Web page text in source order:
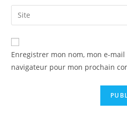
comment
email
address
comment
Saisir
l’URL
de
votre
(facultatif)
Enregistrer mon nom, mon e-
navigateur pour mon prochain